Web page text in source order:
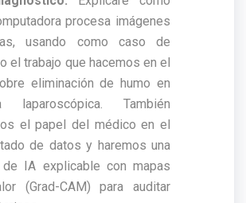
procesa imágenes
usando como caso de
el trabajo que hacemos en el
eliminación de humo en
laparoscópica. También
el papel del médico en el
de datos y haremos una
IA explicable con mapas
(Grad-CAM) para auditar